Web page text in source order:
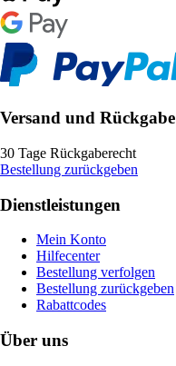
Versand und Rückgabe
30 Tage Rückgaberecht
Bestellung zurückgeben
Dienstleistungen
Mein Konto
Hilfecenter
Bestellung verfolgen
Bestellung zurückgeben
Rabattcodes
Über uns